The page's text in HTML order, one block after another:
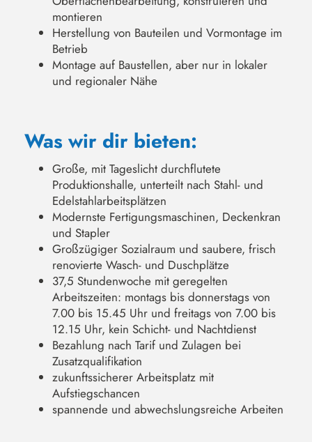
montieren
Herstellung von Bauteilen und Vormontage im
Betrieb
Montage auf Baustellen, aber nur in lokaler
und regionaler Nähe
Was wir dir bieten:
Große, mit Tageslicht durchflutete
Produktionshalle, unterteilt nach Stahl- und
Edelstahlarbeitsplätzen
Modernste Fertigungsmaschinen, Deckenkran
und Stapler
Großzügiger Sozialraum und saubere, frisch
renovierte Wasch- und Duschplätze
37,5 Stundenwoche mit geregelten
Arbeitszeiten: montags bis donnerstags von
7.00 bis 15.45 Uhr und freitags von 7.00 bis
12.15 Uhr, kein Schicht- und Nachtdienst
Bezahlung nach Tarif und Zulagen bei
Zusatzqualifikation
zukunftssicherer Arbeitsplatz mit
Aufstiegschancen
spannende und abwechslungsreiche Arbeiten